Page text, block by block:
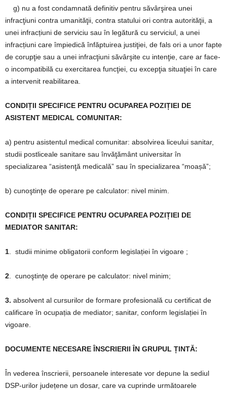
g) nu a fost condamnată definitiv pentru săvârşirea unei
infracţiuni contra umanităţii, contra statului ori contra autorităţii, a
unei infracțiuni de serviciu sau în legătură cu serviciul, a unei
infracțiuni care împiedică înfăptuirea justiţiei, de fals ori a unor fapte
de corupţie sau a unei infracţiuni săvârşite cu intenţie, care ar face-
o incompatibilă cu exercitarea funcţiei, cu excepţia situaţiei în care
a intervenit reabilitarea.
CONDIȚII SPECIFICE PENTRU OCUPAREA POZIȚIEI DE
ASISTENT MEDICAL COMUNITAR:
a) pentru asistentul medical comunitar: absolvirea liceului sanitar,
studii postliceale sanitare sau învăţământ universitar în
specializarea “asistenţă medicală” sau în specializarea “moașă”;
b) cunoştinţe de operare pe calculator: nivel minim.
CONDIȚII SPECIFICE PENTRU OCUPAREA POZIȚIEI DE
MEDIATOR SANITAR:
1 studii minime obligatorii conform legislației în vigoare ;
2 cunoştinţe de operare pe calculator: nivel minim;
3. absolvent al cursurilor de formare profesională cu certificat de
calificare în ocupația de mediator; sanitar, conform legislației în
vigoare.
DOCUMENTE NECESARE ÎNSCRIERII ÎN GRUPUL ȚINTĂ:
În vederea înscrierii, persoanele interesate vor depune la sediul
DSP-urilor județene un dosar, care va cuprinde următoarele